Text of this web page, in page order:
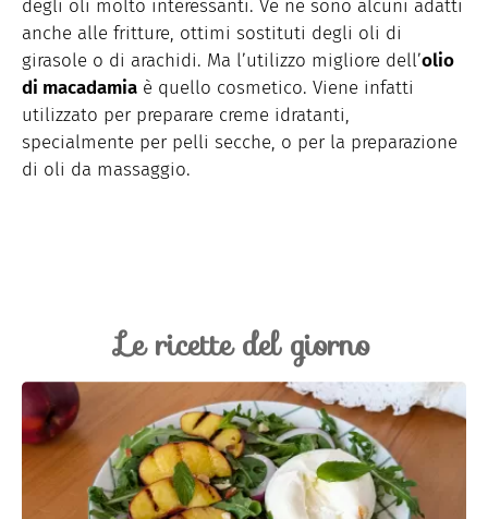
degli oli molto interessanti. Ve ne sono alcuni adatti
anche alle fritture, ottimi sostituti degli oli di
girasole o di arachidi. Ma l’utilizzo migliore dell’olio
di macadamia è quello cosmetico. Viene infatti
utilizzato per preparare creme idratanti,
specialmente per pelli secche, o per la preparazione
di oli da massaggio.
Le ricette del giorno